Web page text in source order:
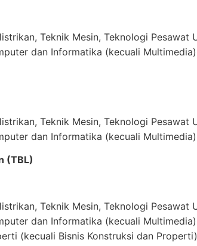
Teknik Mesin, Teknologi Pesawat
dan Informatika (kecuali
Teknik Mesin, Teknologi Pesawat
dan Informatika (kecuali
(TBL)
Teknik Mesin, Teknologi Pesawat
dan Informatika (kecuali
(kecuali Bisnis Konstruksi dan